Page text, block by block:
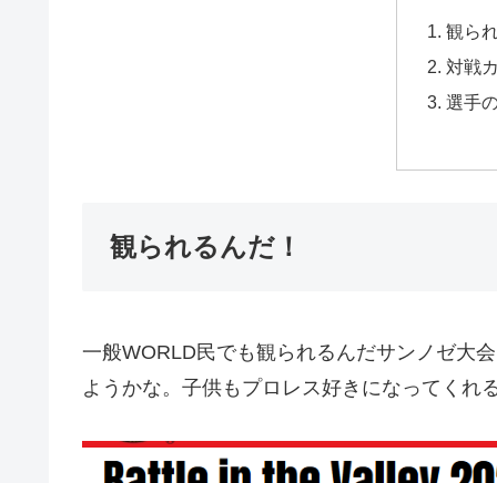
観ら
対戦
選手
観られるんだ！
一般WORLD民でも観られるんだサンノゼ大
ようかな。子供もプロレス好きになってくれ